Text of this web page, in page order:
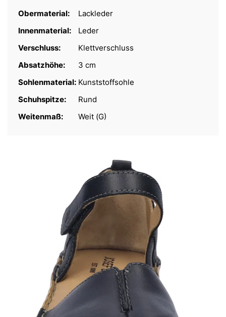
Obermaterial:
Lackleder
Innenmaterial:
Leder
Verschluss:
Klettverschluss
Absatzhöhe:
3 cm
Sohlenmaterial: Kunststoffsohle
Schuhspitze:
Rund
Weitenmaß:
Weit (G)